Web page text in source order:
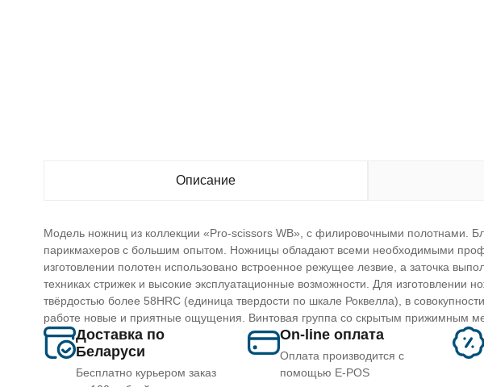
Описание
Модель ножниц из коллекции «Pro-scissors WB», с филировочными полотнами.
парикмахеров с большим опытом. Ножницы обладают всеми необходимыми
изготовлении полотен использовано встроенное режущее лезвие, а заточка
техниках стрижек и высокие эксплуатационные возможности. Для изготовлении
твёрдостью более 58HRC (единица твердости по шкале Роквелла), в
работе новые и приятные ощущения. Винтовая группа со скрытым прижимным
Доставка по
Беларуси
Бесплатно курьером заказ
On-line оплата
Оплата производится с
помощью E-POS